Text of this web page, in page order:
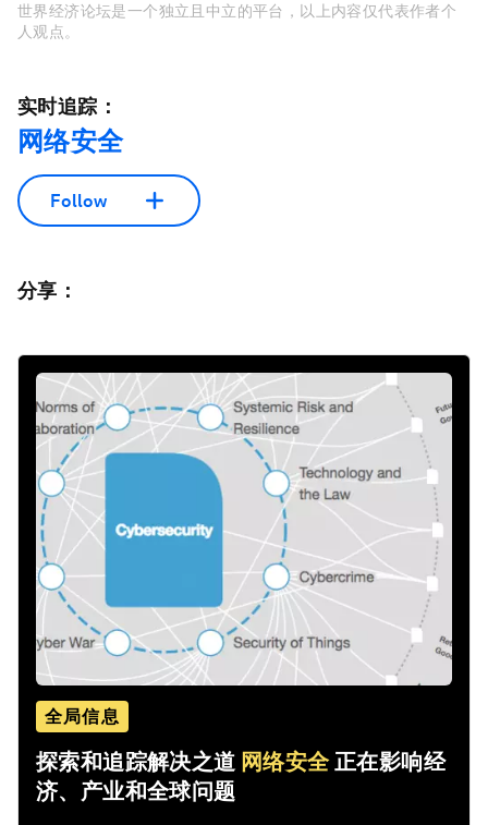
世界经济论坛是一个独立且中立的平台，以上内容仅代表作者个
人观点。
实时追踪：
网络安全
Follow
分享：
全局信息
探索和追踪解决之道 网络安全 正在影响经
济、产业和全球问题